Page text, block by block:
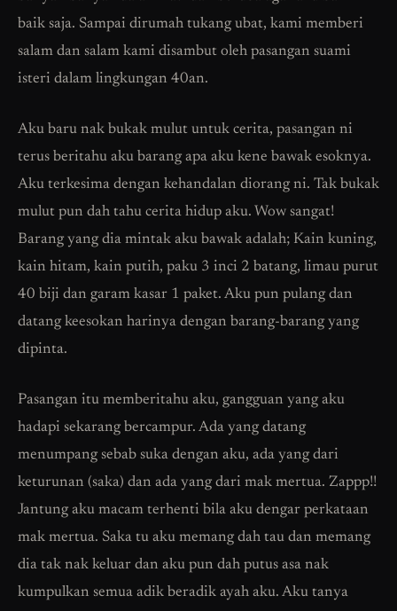
baik saja. Sampai dirumah tukang ubat, kami memberi
salam dan salam kami disambut oleh pasangan suami
isteri dalam lingkungan 40an.
Aku baru nak bukak mulut untuk cerita, pasangan ni
terus beritahu aku barang apa aku kene bawak esoknya.
Aku terkesima dengan kehandalan diorang ni. Tak bukak
mulut pun dah tahu cerita hidup aku. Wow sangat!
Barang yang dia mintak aku bawak adalah; Kain kuning,
kain hitam, kain putih, paku 3 inci 2 batang, limau purut
40 biji dan garam kasar 1 paket. Aku pun pulang dan
datang keesokan harinya dengan barang-barang yang
dipinta.
Pasangan itu memberitahu aku, gangguan yang aku
hadapi sekarang bercampur. Ada yang datang
menumpang sebab suka dengan aku, ada yang dari
keturunan (saka) dan ada yang dari mak mertua. Zappp!!
Jantung aku macam terhenti bila aku dengar perkataan
mak mertua. Saka tu aku memang dah tau dan memang
dia tak nak keluar dan aku pun dah putus asa nak
kumpulkan semua adik beradik ayah aku. Aku tanya